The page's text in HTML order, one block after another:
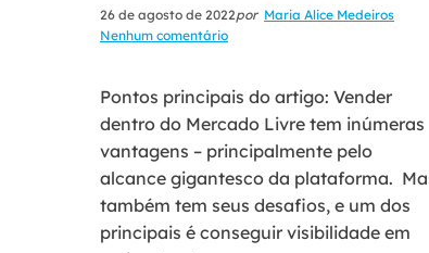
26 de agosto de 2022por Maria Alice Medeiros
Nenhum comentário
Pontos principais do artigo: Vender
dentro do Mercado Livre tem inúmeras
vantagens – principalmente pelo
alcance gigantesco da plataforma.
também tem seus desafios, e um dos
principais é conseguir visibilidade em